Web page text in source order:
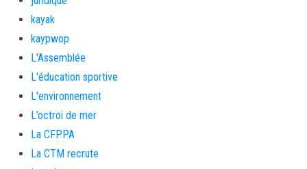
kayak
kaypwop
L'Assemblée
L'éducation sportive
L'environnement
L’octroi de mer
La CFPPA
La CTM recrute